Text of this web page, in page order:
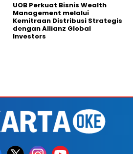
UOB Perkuat Bisnis Wealth
Management melalui
Kemitraan Distribusi Strategis
dengan Allianz Global
Investors